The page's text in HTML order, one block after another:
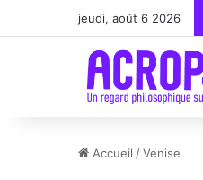
jeudi, août 6 2026
Accueil /Venise